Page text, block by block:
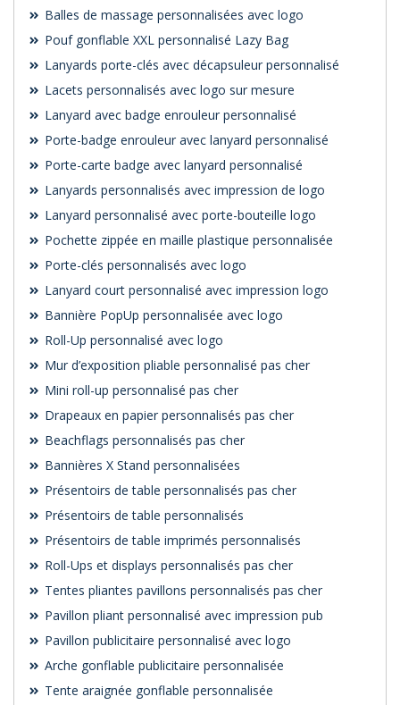
Balles de massage personnalisées avec logo
Pouf gonflable XXL personnalisé Lazy Bag
Lanyards porte-clés avec décapsuleur personnalisé
Lacets personnalisés avec logo sur mesure
Lanyard avec badge enrouleur personnalisé
Porte-badge enrouleur avec lanyard personnalisé
Porte-carte badge avec lanyard personnalisé
Lanyards personnalisés avec impression de logo
Lanyard personnalisé avec porte-bouteille logo
Pochette zippée en maille plastique personnalisée
Porte-clés personnalisés avec logo
Lanyard court personnalisé avec impression logo
Bannière PopUp personnalisée avec logo
Roll-Up personnalisé avec logo
Mur d’exposition pliable personnalisé pas cher
Mini roll-up personnalisé pas cher
Drapeaux en papier personnalisés pas cher
Beachflags personnalisés pas cher
Bannières X Stand personnalisées
Présentoirs de table personnalisés pas cher
Présentoirs de table personnalisés
Présentoirs de table imprimés personnalisés
Roll-Ups et displays personnalisés pas cher
Tentes pliantes pavillons personnalisés pas cher
Pavillon pliant personnalisé avec impression pub
Pavillon publicitaire personnalisé avec logo
Arche gonflable publicitaire personnalisée
Tente araignée gonflable personnalisée